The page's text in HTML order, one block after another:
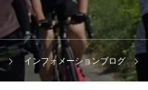
インフォメーションブログ